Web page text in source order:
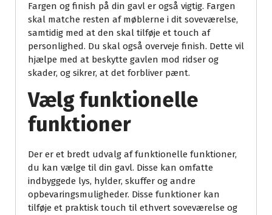
Fargen og finish på din gavl er også vigtig. Fargen
skal matche resten af møblerne i dit soveværelse,
samtidig med at den skal tilføje et touch af
personlighed. Du skal også overveje finish. Dette vil
hjælpe med at beskytte gavlen mod ridser og
skader, og sikrer, at det forbliver pænt.
Vælg funktionelle
funktioner
Der er et bredt udvalg af funktionelle funktioner,
du kan vælge til din gavl. Disse kan omfatte
indbyggede lys, hylder, skuffer og andre
opbevaringsmuligheder. Disse funktioner kan
tilføje et praktisk touch til ethvert soveværelse og